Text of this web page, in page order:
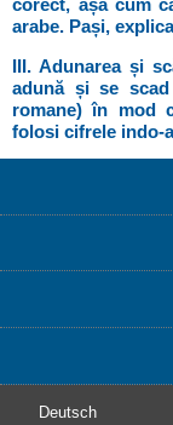
arabe. Pași,
III. Adunarea și
adună și se
romane) în mod
folosi cifrele indo-
Deutsch